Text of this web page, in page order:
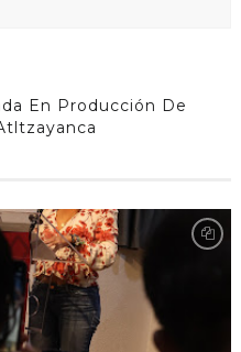
En Producción De